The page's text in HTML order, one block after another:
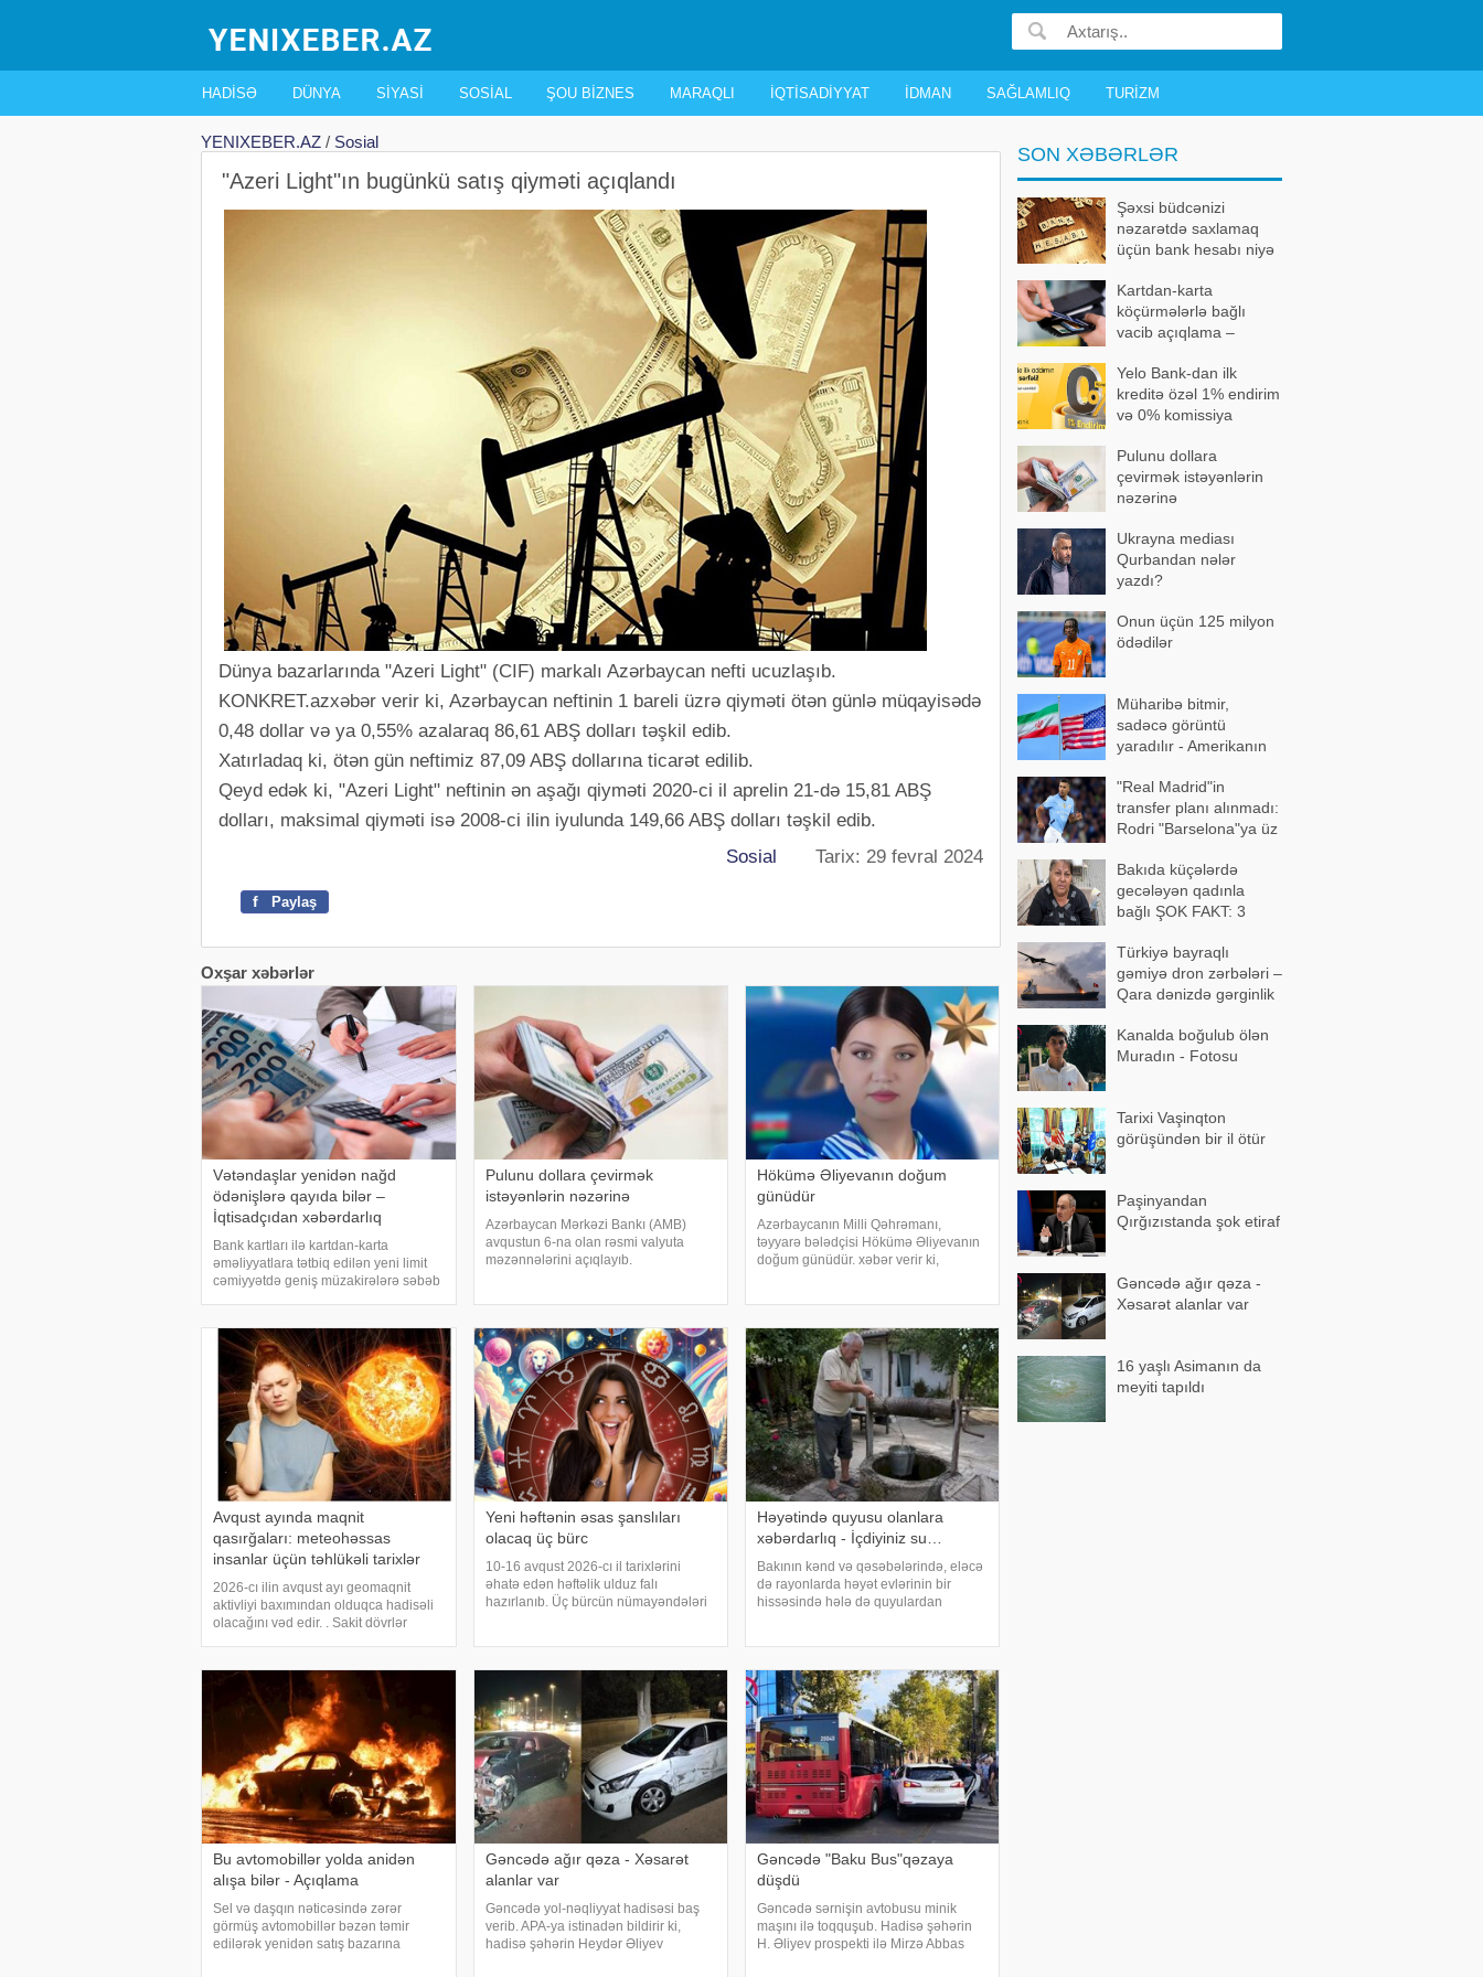
HADISƏ DÜNYA SIYASI SOSIAL ŞOU BIZNES MARAQLI İQTISADIYYAT İDMAN SAĞLAMLIQ TURIZM
YENIXEBER.AZ / Sosial
"Azeri Light"ın bugünkü satış qiyməti açıqlandı
Dünya bazarlarında "Azeri Light" (CIF) markalı Azərbaycan nefti ucuzlaşıb.
KONKRET.azxəbər verir ki, Azərbaycan neftinin 1 bareli üzrə qiyməti ötən günlə müqayisədə
0,48 dollar və ya 0,55% azalaraq 86,61 ABŞ dolları təşkil edib.
Xatırladaq ki, ötən gün neftimiz 87,09 ABŞ dollarına ticarət edilib.
Qeyd edək ki, "Azeri Light" neftinin ən aşağı qiyməti 2020-ci il aprelin 21-də 15,81 ABŞ
dolları, maksimal qiyməti isə 2008-ci ilin iyulunda 149,66 ABŞ dolları təşkil edib.
Sosial Tarix: 29 fevral 2024
f Paylaş
Oxşar xəbərlər
Vətəndaşlar yenidən nağd
ödənişlərə qayıda bilər –
İqtisadçıdan xəbərdarlıq
Bank kartları ilə kartdan-karta
əməliyyatlara tətbiq edilən yeni limit
cəmiyyətdə geniş müzakirələrə səbəb
ərzində maksimum 5 mədaxil və 5
köçürmə əməliyyat
Pulunu dollara çevirmək
istəyənlərin nəzərinə
Azərbaycan Mərkəzi Bankı (AMB)
avqustun 6-na olan rəsmi valyuta
məzənnələrini açıqlayıb.
manat səviyyəsində qalıb. Bu gün
Hökümə Əliyevanın doğum
günüdür
Azərbaycanın Milli Qəhrəmanı,
təyyarə bələdçisi Hökümə Əliyevanın
doğum günüdür. xəbər verir ki,
Rusiyaya köçüb və Volqoqra
Avqust ayında maqnit
qasırğaları: meteohəssas
insanlar üçün təhlükəli tarixlər
2026-cı ilin avqust ayı geomaqnit
aktivliyi baxımından olduqca hadisəli
olacağını vəd edir. . Sakit dövrlər
maqnit fırtınaları nə vaxt baş verəcək?
Yeni həftənin əsas şanslıları
olacaq üç bürc
10-16 avqust 2026-cı il tarixlərini
əhatə edən həftəlik ulduz falı
hazırlanıb. Üç bürcün nümayəndələri
Həyətində quyusu olanlara
xəbərdarlıq - İçdiyiniz su…
Bakının kənd və qəsəbələrində, eləcə
də rayonlarda həyət evlərinin bir
hissəsində hələ də quyulardan
keçirildiyi ərazilərd
Bu avtomobillər yolda anidən
alışa bilər - Açıqlama
Sel və daşqın nəticəsində zərər
görmüş avtomobillər bəzən təmir
edilərək yenidən satış bazarına
Gəncədə ağır qəza - Xəsarət
alanlar var
Gəncədə yol-nəqliyyat hadisəsi baş
verib. APA-ya istinadən bildirir ki,
hadisə şəhərin Heydər Əliyev
Gəncədə "Baku Bus"qəzaya
düşdü
Gəncədə sərnişin avtobusu minik
maşını ilə toqquşub. Hadisə şəhərin
H. Əliyev prospekti ilə Mirzə Abbas
SON XƏBƏRLƏR
Şəxsi büdcənizi
nəzarətdə saxlamaq
üçün bank hesabı niyə
Kartdan-karta
köçürmələrlə bağlı
vacib açıqlama –
şamil olunur?
Yelo Bank-dan ilk
kreditə özəl 1% endirim
və 0% komissiya
Pulunu dollara
çevirmək istəyənlərin
nəzərinə
Ukrayna mediası
Qurbandan nələr
yazdı?
Onun üçün 125 milyon
ödədilər
Müharibə bitmir,
sadəcə görüntü
yaradılır - Amerikanın
"Real Madrid"in
transfer planı alınmadı:
Rodri "Barselona"ya üz
Bakıda küçələrdə
gecələyən qadınla
bağlı ŞOK FAKT: 3
Türkiyə bayraqlı
gəmiyə dron zərbələri –
Qara dənizdə gərginlik
Kanalda boğulub ölən
Muradın - Fotosu
Tarixi Vaşinqton
görüşündən bir il ötür
Paşinyandan
Qırğızıstanda şok etiraf
Gəncədə ağır qəza -
Xəsarət alanlar var
16 yaşlı Asimanın da
meyiti tapıldı